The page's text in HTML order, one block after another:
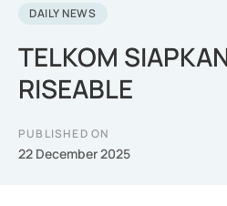
DAILY NEWS
TELKOM
RISEABLE
PUBLISHED ON
22 December 2025